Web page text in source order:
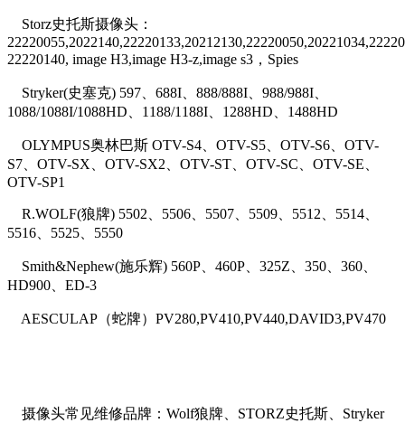
Storz史托斯摄像头：
22220140, image H3,image H3-z,image s3，Spies
Stryker(史塞克) 597、688I、888/888I、988/988I、
1088/1088I/1088HD、1188/1188I、1288HD、1488HD
OLYMPUS奥林巴斯 OTV-S4、OTV-S5、OTV-S6、OTV-
S7、OTV-SX、OTV-SX2、OTV-ST、OTV-SC、OTV-SE、
OTV-SP1
R.WOLF(狼牌) 5502、5506、5507、5509、5512、5514、
5516、5525、5550
Smith&Nephew(施乐辉) 560P、460P、325Z、350、360、
HD900、ED-3
AESCULAP（蛇牌）PV280,PV410,PV440,DAVID3,PV470
摄像头常见维修品牌：Wolf狼牌、STORZ史托斯、Stryker